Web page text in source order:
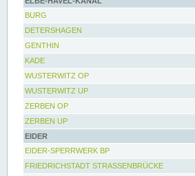
BURG
DETERSHAGEN
GENTHIN
KADE
WUSTERWITZ OP
WUSTERWITZ UP
ZERBEN OP
ZERBEN UP
EIDER
EIDER-SPERRWERK BP
FRIEDRICHSTADT STRASSENBRÜCKE